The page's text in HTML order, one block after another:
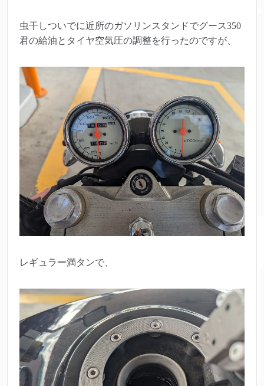
虫干しついでに近所のガソリンスタンドでグース350
君の給油とタイヤ空気圧の調整を行ったのですが、
レギュラー満タンで、